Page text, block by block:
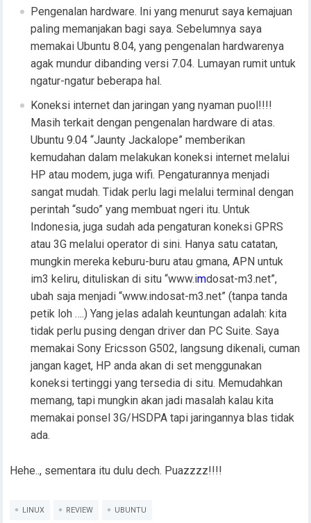
Pengenalan hardware. Ini yang menurut saya kemajuan
paling memanjakan bagi saya. Sebelumnya saya
memakai Ubuntu 8.04, yang pengenalan hardwarenya
agak mundur dibanding versi 7.04. Lumayan rumit untuk
ngatur-ngatur beberapa hal.
Koneksi internet dan jaringan yang nyaman puol!!!!
Masih terkait dengan pengenalan hardware di atas.
Ubuntu 9.04 “Jaunty Jackalope” memberikan
kemudahan dalam melakukan koneksi internet melalui
HP atau modem, juga wifi. Pengaturannya menjadi
sangat mudah. Tidak perlu lagi melalui terminal dengan
perintah “sudo” yang membuat ngeri itu. Untuk
Indonesia, juga sudah ada pengaturan koneksi GPRS
atau 3G melalui operator di sini. Hanya satu catatan,
mungkin mereka keburu-buru atau gmana, APN untuk
im3 keliru, dituliskan di situ “www.imdosat-m3.net”,
ubah saja menjadi “www.indosat-m3.net” (tanpa tanda
petik loh ….) Yang jelas adalah keuntungan adalah: kita
tidak perlu pusing dengan driver dan PC Suite. Saya
memakai Sony Ericsson G502, langsung dikenali, cuman
jangan kaget, HP anda akan di set menggunakan
koneksi tertinggi yang tersedia di situ. Memudahkan
memang, tapi mungkin akan jadi masalah kalau kita
memakai ponsel 3G/HSDPA tapi jaringannya blas tidak
ada.
Hehe.., sementara itu dulu dech. Puazzzz!!!!
LINUX REVIEW UBUNTU